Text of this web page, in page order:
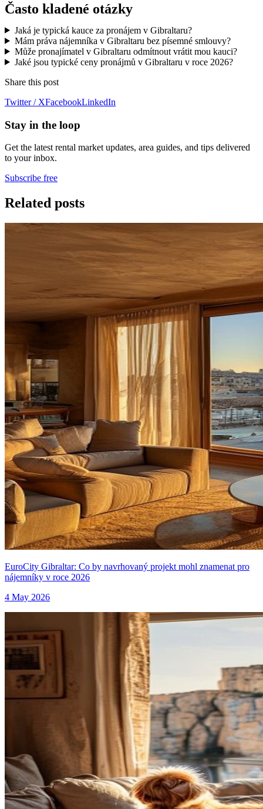
Často kladené otázky
Jaká je typická kauce za pronájem v Gibraltaru?
Mám práva nájemníka v Gibraltaru bez písemné smlouvy?
Může pronajímatel v Gibraltaru odmítnout vrátit mou kauci?
Jaké jsou typické ceny pronájmů v Gibraltaru v roce 2026?
Share this post
Twitter / XFacebookLinkedIn
Stay in the loop
Get the latest rental market updates, area guides, and tips delivered
to your inbox.
Subscribe free
Related posts
EuroCity Gibraltar: Co by navrhovaný projekt mohl znamenat pro
nájemníky v roce 2026
4 May 2026